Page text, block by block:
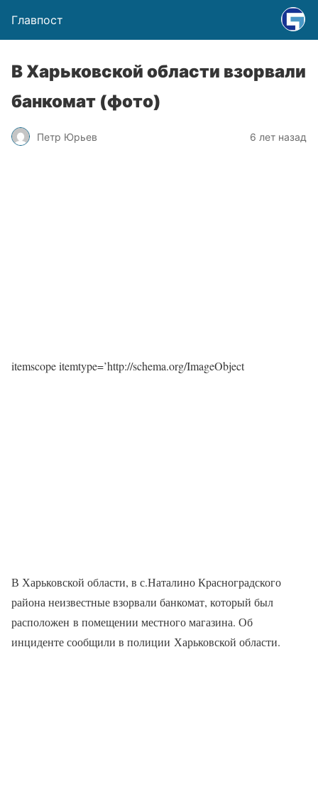
Главпост
В Харьковской области взорвали
банкомат (фото)
Петр Юрьев 6 лет назад
itemscope itemtype=’http://schema.org/ImageObject
В Харьковской области, в с.Наталино Красноградского
района неизвестные взорвали банкомат, который был
расположен в помещении местного магазина. Об
инциденте сообщили в полиции Харьковской области.